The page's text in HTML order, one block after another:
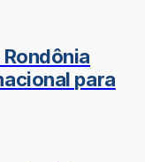
para